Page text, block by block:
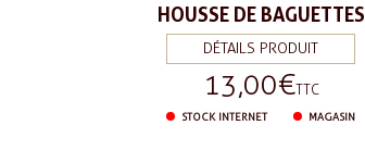
HOUSSE DE BAGUETTES
DÉTAILS PRODUIT
Prix
13,00 €TTC
STOCK INTERNET MAGASIN